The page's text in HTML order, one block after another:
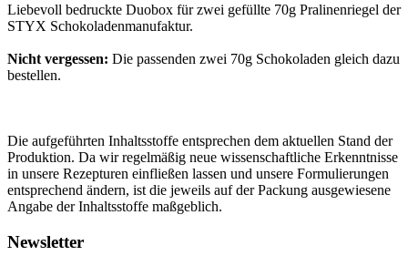
Liebevoll bedruckte Duobox für zwei gefüllte 70g Pralinenriegel der
STYX Schokoladenmanufaktur.
Nicht vergessen: Die passenden zwei 70g Schokoladen gleich dazu
bestellen.
Die aufgeführten Inhaltsstoffe entsprechen dem aktuellen Stand der
Produktion. Da wir regelmäßig neue wissenschaftliche Erkenntnisse
in unsere Rezepturen einfließen lassen und unsere Formulierungen
entsprechend ändern, ist die jeweils auf der Packung ausgewiesene
Angabe der Inhaltsstoffe maßgeblich.
Newsletter